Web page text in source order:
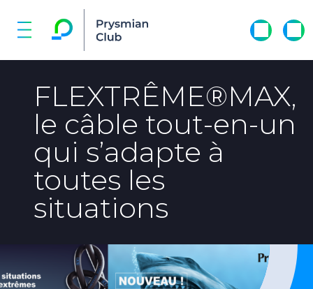
FLEXTRÊME®MAX,
le câble tout-en-un
qui s’adapte à
toutes les
situations